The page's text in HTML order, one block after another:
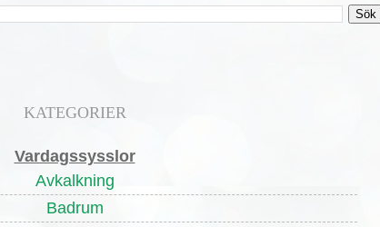
KATEGORIER
Vardagssysslor
Avkalkning
Badrum